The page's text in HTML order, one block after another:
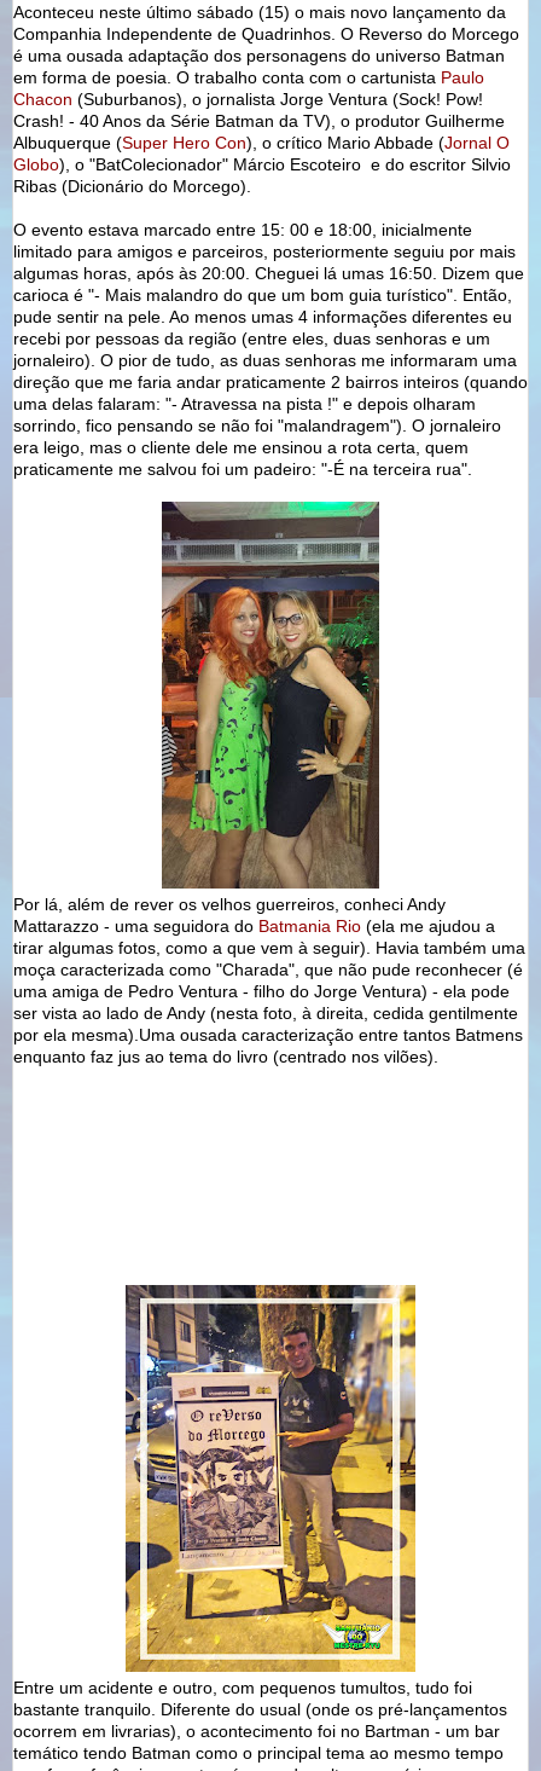
Aconteceu neste último sábado (15) o mais novo lançamento da
Companhia Independente de Quadrinhos. O Reverso do Morcego
é uma ousada adaptação dos personagens do universo Batman
em forma de poesia. O trabalho conta com o cartunista Paulo
Chacon (Suburbanos), o jornalista Jorge Ventura (Sock! Pow!
Crash! - 40 Anos da Série Batman da TV), o produtor Guilherme
Albuquerque (Super Hero Con), o crítico Mario Abbade (Jornal O
Globo), o "BatColecionador" Márcio Escoteiro e do escritor Silvio
Ribas (Dicionário do Morcego).
O evento estava marcado entre 15: 00 e 18:00, inicialmente
limitado para amigos e parceiros, posteriormente seguiu por mais
algumas horas, após às 20:00. Cheguei lá umas 16:50. Dizem que
carioca é "- Mais malandro do que um bom guia turístico". Então,
pude sentir na pele. Ao menos umas 4 informações diferentes eu
recebi por pessoas da região (entre eles, duas senhoras e um
jornaleiro). O pior de tudo, as duas senhoras me informaram uma
direção que me faria andar praticamente 2 bairros inteiros (quando
uma delas falaram: "- Atravessa na pista !" e depois olharam
sorrindo, fico pensando se não foi "malandragem"). O jornaleiro
era leigo, mas o cliente dele me ensinou a rota certa, quem
praticamente me salvou foi um padeiro: "-É na terceira rua".
Por lá, além de rever os velhos guerreiros, conheci Andy
Mattarazzo - uma seguidora do Batmania Rio (ela me ajudou a
tirar algumas fotos, como a que vem à seguir). Havia também uma
moça caracterizada como "Charada", que não pude reconhecer (é
uma amiga de Pedro Ventura - filho do Jorge Ventura) - ela pode
ser vista ao lado de Andy (nesta foto, à direita, cedida gentilmente
por ela mesma).Uma ousada caracterização entre tantos Batmens
enquanto faz jus ao tema do livro (centrado nos vilões).
Entre um acidente e outro, com pequenos tumultos, tudo foi
bastante tranquilo. Diferente do usual (onde os pré-lançamentos
ocorrem em livrarias), o acontecimento foi no Bartman - um bar
temático tendo Batman como o principal tema ao mesmo tempo